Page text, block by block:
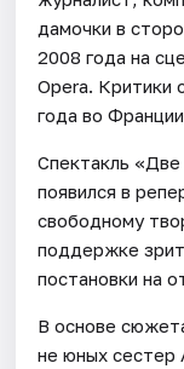
дамочки в
2008 года на
Opera. Критики
года во
Спектакль
появился в
свободному
поддержке
постановки на
В основе
не юных сестер